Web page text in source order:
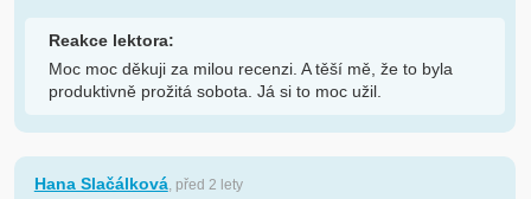
Reakce lektora:
Moc moc děkuji za milou recenzi. A těší mě, že to byla
produktivně prožitá sobota. Já si to moc užil.
Hana Slačálková, před 2 lety